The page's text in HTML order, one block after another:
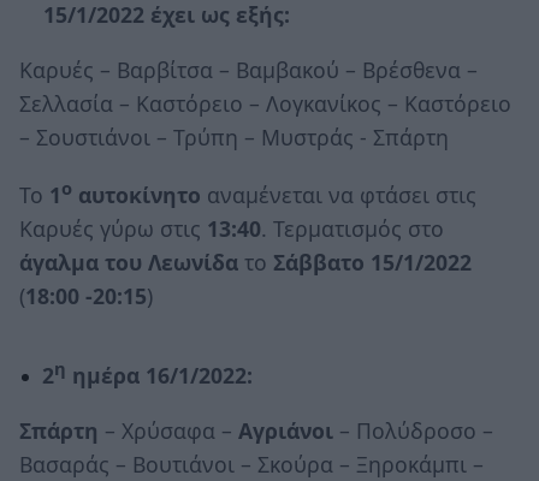
15/1/2022 έχει ως εξής:
Καρυές – Βαρβίτσα – Βαμβακού – Βρέσθενα –
Σελλασία – Καστόρειο – Λογκανίκος – Καστόρειο
– Σουστιάνοι – Τρύπη – Μυστράς - Σπάρτη
Το 1 ο αυτοκίνητο αναμένεται να φτάσει στις
Καρυές γύρω στις 13:40. Τερματισμός στο
άγαλμα του Λεωνίδα το Σάββατο 15/1/2022
(18:00 -20:15)
2η ημέρα 16/1/2022:
Σπάρτη – Χρύσαφα – Αγριάνοι – Πολύδροσο –
Βασαράς – Βουτιάνοι – Σκούρα – Ξηροκάμπι –